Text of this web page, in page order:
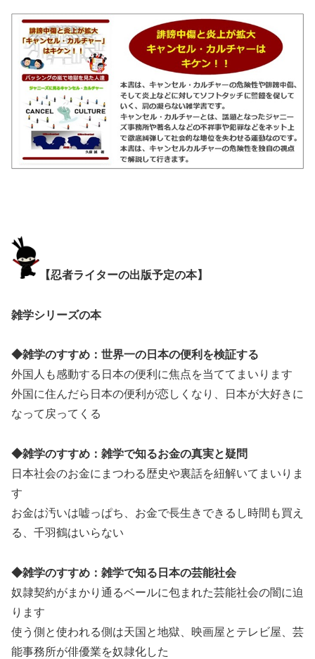
【忍者ライターの出版予定の本】
雑学シリーズの本
◆雑学のすすめ：世界一の日本の便利を検証する
外国人も感動する日本の便利に焦点を当ててまいります
外国に住んだら日本の便利が恋しくなり、日本が大好きに
なって戻ってくる
◆雑学のすすめ：雑学で知るお金の真実と疑問
日本社会のお金にまつわる歴史や裏話を紐解いてまいりま
す
お金は汚いは嘘っぱち、お金で長生きできるし時間も買え
る、千羽鶴はいらない
◆雑学のすすめ：雑学で知る日本の芸能社会
奴隷契約がまかり通るベールに包まれた芸能社会の闇に迫
ります
使う側と使われる側は天国と地獄、映画屋とテレビ屋、芸
能事務所が俳優業を奴隷化した